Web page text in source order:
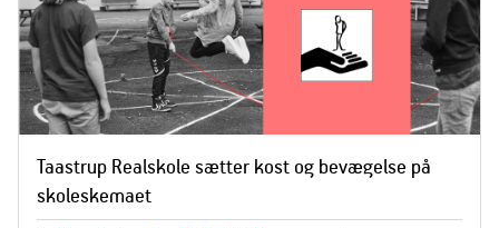
Taastrup Realskole sætter kost og bevægelse på
skoleskemaet